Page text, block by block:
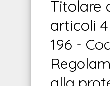
Titolare
articoli
196 -
alla